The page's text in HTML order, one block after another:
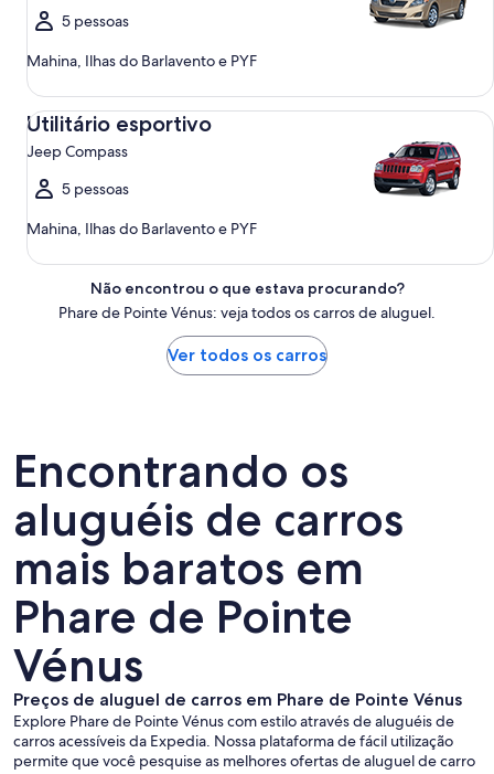
5 pessoas
Mahina, Ilhas do Barlavento e PYF
Utilitário esportivo
Jeep Compass
5 pessoas
Mahina, Ilhas do Barlavento e PYF
Utilitário esportivo Jeep Compass
Não encontrou o que estava procurando?
Phare de Pointe Vénus: veja todos os carros de aluguel.
Ver todos os carros
Encontrando os
aluguéis de carros
mais baratos em
Phare de Pointe
Vénus
Preços de aluguel de carros em Phare de Pointe Vénus
Explore Phare de Pointe Vénus com estilo através de aluguéis de
carros acessíveis da Expedia. Nossa plataforma de fácil utilização
permite que você pesquise as melhores ofertas de aluguel de carro